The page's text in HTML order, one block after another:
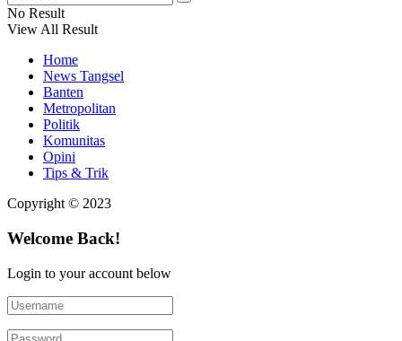
No Result
View All Result
Home
News Tangsel
Banten
Metropolitan
Politik
Komunitas
Opini
Tips & Trik
Copyright © 2023
Welcome Back!
Login to your account below